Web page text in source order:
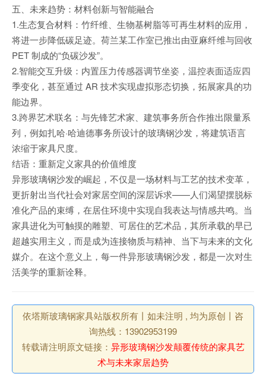
五、未来趋势：材料创新与智能融合
1.生态复合材料：竹纤维、生物基树脂等可再生材料的应用，
将进一步降低碳足迹。荷兰某工作室已推出由亚麻纤维与回收
PET 制成的“负碳沙发”。
2.智能交互升级：内置压力传感器调节坐姿，温控表面适应四
季变化，甚至通过 AR 技术实现虚拟形态切换，拓展家具的功
能边界。
3.跨界艺术联名：与先锋艺术家、建筑事务所合作推出限量系
列，例如扎哈·哈迪德事务所设计的玻璃钢沙发，将建筑语言
浓缩于家具尺度。
结语：重新定义家具的价值维度
异形玻璃钢沙发的崛起，不仅是一场材料与工艺的技术变革，
更折射出当代社会对家居空间的深层诉求——人们渴望摆脱标
准化产品的束缚，在居住环境中实现自我表达与情感共鸣。当
家具进化为可触摸的雕塑、可居住的艺术品，其所承载的早已
超越实用主义，而是成为连接物质与精神、当下与未来的文化
媒介。在这个意义上，每一件异形玻璃钢沙发，都是一次对生
活美学的重新诠释。
依塔斯玻璃钢家具站版权所有丨如未注明 , 均为原创丨咨
询热线：13902953199
转载请注明原文链接： 异形玻璃钢沙发颠覆传统的家具艺
术与未来家居趋势